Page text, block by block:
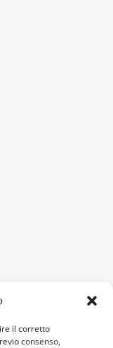
il corretto
consenso,